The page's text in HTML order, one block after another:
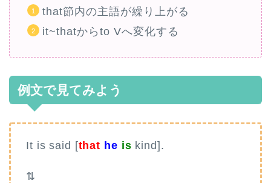
that節内の主語が繰り上がる
it~thatからto Vへ変化する
例文で見てみよう
It is said [that he is kind].
⇅